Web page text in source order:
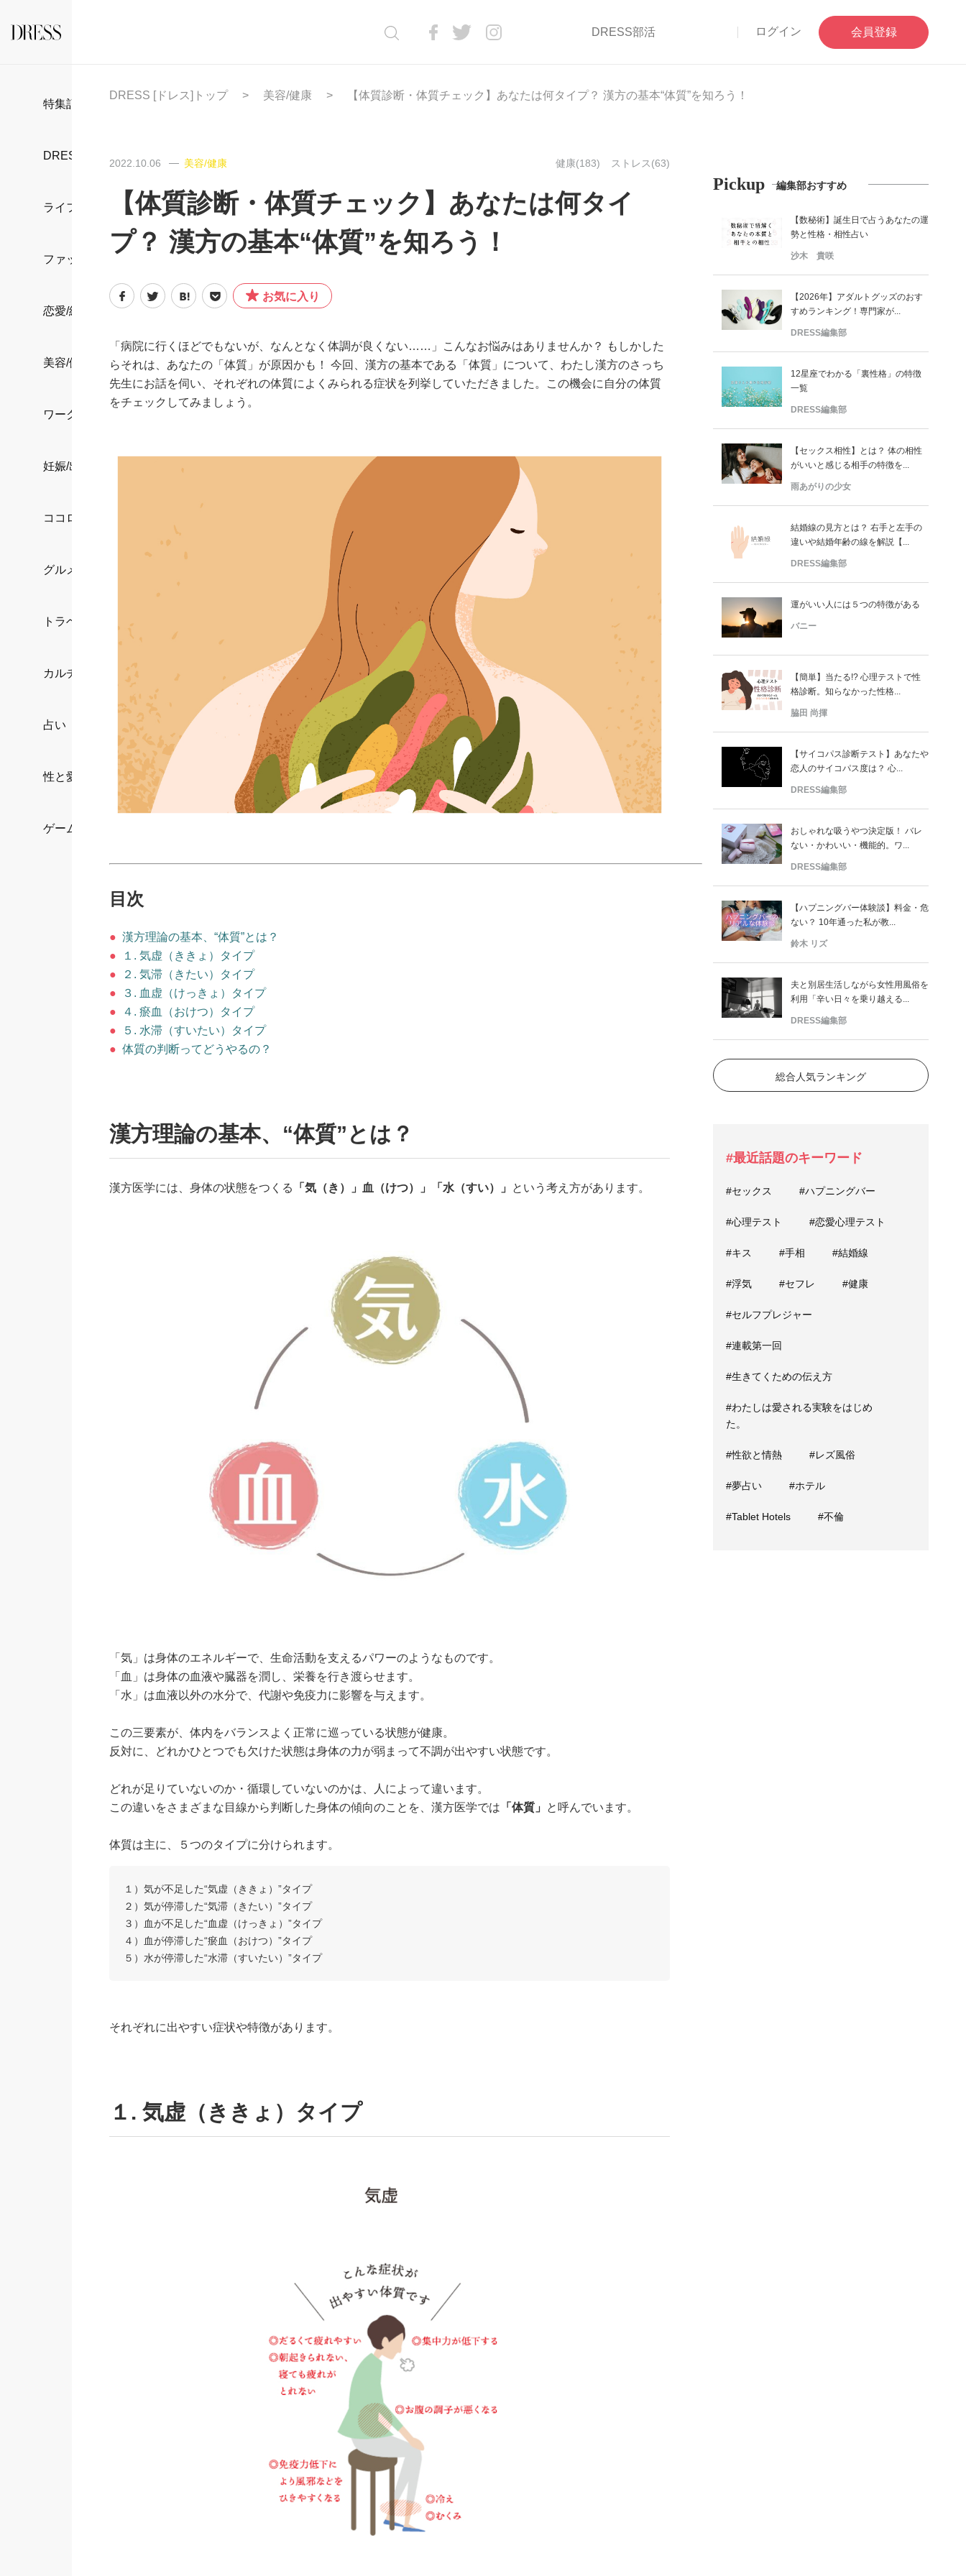
DRESS部活 ログイン 会員登録
特集記事
DRESS部活
ライフスタイル
ファッション
恋愛/結婚/離婚
美容/健康
ワークスタイル
妊娠/出産/家族
ココロ/カラダ
グルメ
トラベル
カルチャー/エンタメ
占い
性と愛
ゲーム
DRESS [ドレス]トップ 美容/健康 【体質診断・体質チェック】あなたは何タイプ？ 漢方の基本“体質”を知ろう！
2022.10.06 美容/健康 健康(183) ストレス(63)
【体質診断・体質チェック】あなたは何タイ
プ？ 漢方の基本“体質”を知ろう！
お気に入り
「病院に行くほどでもないが、なんとなく体調が良くない……」こんなお悩みはありませんか？ もしかした
らそれは、あなたの「体質」が原因かも！ 今回、漢方の基本である「体質」について、わたし漢方のさっち
先生にお話を伺い、それぞれの体質によくみられる症状を列挙していただきました。この機会に自分の体質
をチェックしてみましょう。
目次
● 漢方理論の基本、“体質”とは？
●
１. 気虚（ききょ）タイプ
●
２. 気滞（きたい）タイプ
●
３. 血虚（けっきょ）タイプ
●
４. 瘀血（おけつ）タイプ
●
５. 水滞（すいたい）タイプ
● 体質の判断ってどうやるの？
漢方理論の基本、“体質”とは？
漢方医学には、身体の状態をつくる 「気（き）」血（けつ）」「水（すい）」 という考え方があります。
「気」は身体のエネルギーで、生命活動を支えるパワーのようなものです。
「血」は身体の血液や臓器を潤し、栄養を行き渡らせます。
「水」は血液以外の水分で、代謝や免疫力に影響を与えます。
この三要素が、体内をバランスよく正常に巡っている状態が健康。
反対に、どれかひとつでも欠けた状態は身体の力が弱まって不調が出やすい状態です。
どれが足りていないのか・循環していないのかは、人によって違います。
この違いをさまざまな目線から判断した身体の傾向のことを、漢方医学では 「体質」 と呼んでいます。
体質は主に、５つのタイプに分けられます。
１）気が不足した“気虚（ききょ）”タイプ
２）気が停滞した“気滞（きたい）”タイプ
３）血が不足した“血虚（けっきょ）”タイプ
４）血が停滞した“瘀血（おけつ）”タイプ
５）水が停滞した“水滞（すいたい）”タイプ
それぞれに出やすい症状や特徴があります。
１. 気虚（ききょ）タイプ
Pickup 編集部おすすめ
【数秘術】誕生日で占うあなたの運
勢と性格・相性占い
沙木 貴咲
【2026年】アダルトグッズのおす
すめランキング！専門家が...
DRESS編集部
12星座でわかる「裏性格」の特徴
一覧
DRESS編集部
【セックス相性】とは？ 体の相性
がいいと感じる相手の特徴を...
雨あがりの少女
結婚線の見方とは？ 右手と左手の
違いや結婚年齢の線を解説【...
DRESS編集部
運がいい人には５つの特徴がある
バニー
【簡単】当たる!? 心理テストで性
格診断。知らなかった性格...
脇田 尚揮
【サイコパス診断テスト】あなたや
恋人のサイコパス度は？ 心...
DRESS編集部
おしゃれな吸うやつ決定版！ バレ
ない・かわいい・機能的。ワ...
DRESS編集部
【ハプニングバー体験談】料金・危
ない？ 10年通った私が教...
鈴木 リズ
夫と別居生活しながら女性用風俗を
利用「辛い日々を乗り越える...
DRESS編集部
総合人気ランキング
#最近話題のキーワード
#セックス #ハプニングバー
#心理テスト #恋愛心理テスト
#キス #手相 #結婚線
#浮気 #セフレ #健康
#セルフプレジャー
#連載第一回
#生きてくための伝え方
#わたしは愛される実験をはじめ
た。
#性欲と情熱 #レズ風俗
#夢占い #ホテル
#Tablet Hotels #不倫